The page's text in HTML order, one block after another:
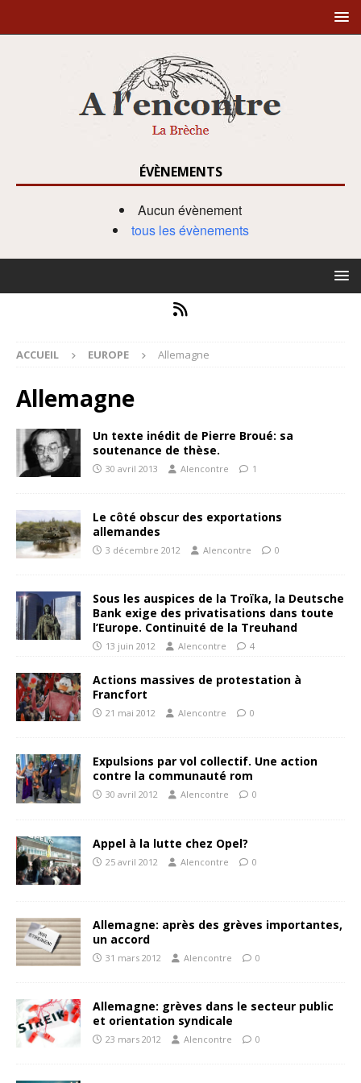
ÉVÈNEMENTS
Aucun évènement
tous les évènements
ACCUEIL EUROPE Allemagne
Allemagne
Un texte inédit de Pierre Broué: sa
soutenance de thèse.
30 avril 2013 Alencontre 1
Le côté obscur des exportations
allemandes
3 décembre 2012 Alencontre 0
Sous les auspices de la Troïka, la Deutsche
Bank exige des privatisations dans toute
l’Europe. Continuité de la Treuhand
13 juin 2012 Alencontre 4
Actions massives de protestation à
Francfort
21 mai 2012 Alencontre 0
Expulsions par vol collectif. Une action
contre la communauté rom
30 avril 2012 Alencontre 0
Appel à la lutte chez Opel?
25 avril 2012 Alencontre 0
Allemagne: après des grèves importantes,
un accord
31 mars 2012 Alencontre 0
Allemagne: grèves dans le secteur public
et orientation syndicale
23 mars 2012 Alencontre 0